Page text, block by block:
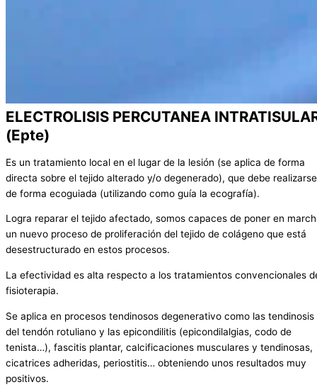
ELECTROLISIS PERCUTANEA
(Epte)
Es un tratamiento local en el lugar de la lesión (se aplica de forma
directa sobre el tejido alterado y/o degenerado), que debe realizarse
de forma ecoguiada (utilizando como guía la ecografía).
Logra reparar el tejido afectado, somos capaces de poner en
un nuevo proceso de proliferación del tejido de colágeno que está
desestructurado en estos procesos.
La efectividad es alta respecto a los tratamientos convencionales
fisioterapia.
Se aplica en procesos tendinosos degenerativo como las tendinosis
del tendón rotuliano y las epicondilitis (epicondilalgias, codo de
tenista…), fascitis plantar, calcificaciones musculares y tendinosas,
cicatrices adheridas, periostitis… obteniendo unos resultados muy
positivos.